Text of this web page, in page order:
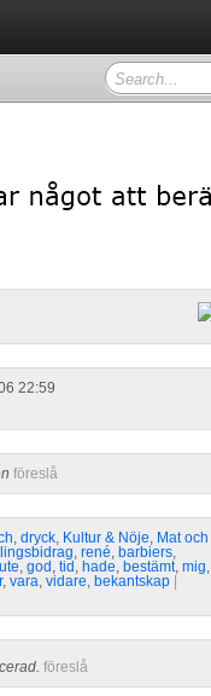
22:59
föreslå
, dryck, Kultur & Nöje, Mat och
, rené, barbiers,
ute, god , tid , hade, bestämt, mig,
, vara, vidare, bekantskap
föreslå